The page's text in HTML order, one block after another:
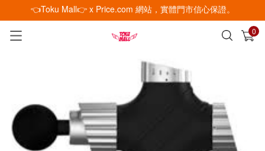
👈Toku Mall👉 x Price.com 網站，實體門市信心保證。
0
已加入購物車 查看